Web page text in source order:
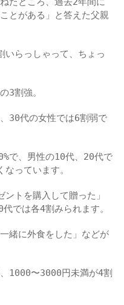
とがある」と答えた父親
いらっしゃって、ちょっ
3割強。
30代の女性では6割弱で
で、男性の10代、20代で
っています。
トを購入して贈った」
では各4割みられます。
緒に外食をした」などが
1000〜3000円未満が4割